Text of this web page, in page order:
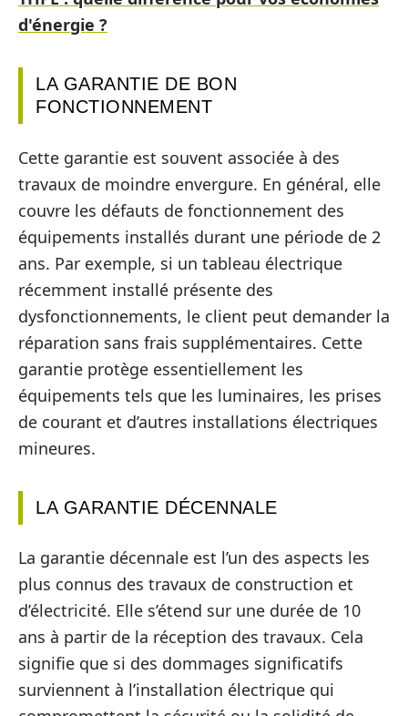
d'énergie ?
LA GARANTIE DE BON
FONCTIONNEMENT
Cette garantie est souvent associée à des
travaux de moindre envergure. En général, elle
couvre les défauts de fonctionnement des
équipements installés durant une période de 2
ans. Par exemple, si un tableau électrique
récemment installé présente des
dysfonctionnements, le client peut demander la
réparation sans frais supplémentaires. Cette
garantie protège essentiellement les
équipements tels que les luminaires, les prises
de courant et d’autres installations électriques
mineures.
LA GARANTIE DÉCENNALE
La garantie décennale est l’un des aspects les
plus connus des travaux de construction et
d’électricité. Elle s’étend sur une durée de 10
ans à partir de la réception des travaux. Cela
signifie que si des dommages significatifs
surviennent à l’installation électrique qui